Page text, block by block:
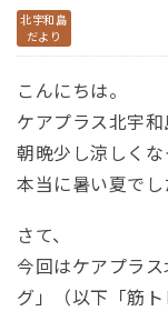
北宇和島
だより
こんにちは。
ケアプラス北宇和
朝晩少し涼しくな
本当に暑い夏で
さて、
今回はケアプラ
グ」（以下「筋ト